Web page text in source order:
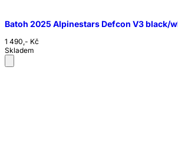
Batoh 2025 Alpinestars Defcon V3 black/
1 490,- Kč
Skladem